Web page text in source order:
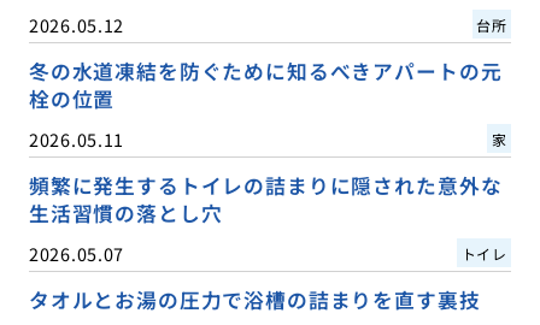
2026.05.12 台所
冬の水道凍結を防ぐために知るべきアパートの元
栓の位置
2026.05.11 家
頻繁に発生するトイレの詰まりに隠された意外な
生活習慣の落とし穴
2026.05.07 トイレ
タオルとお湯の圧力で浴槽の詰まりを直す裏技